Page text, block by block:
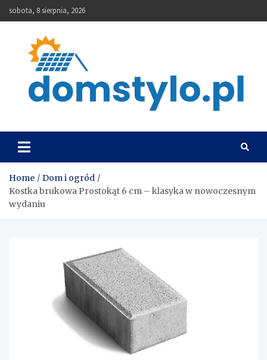
Skip
to
sobota, 8 sierpnia, 2026
DomStylo
Home
Dom i ogród
Kostka brukowa Prostokąt 6 cm – klasyka w nowoczesnym
wydaniu